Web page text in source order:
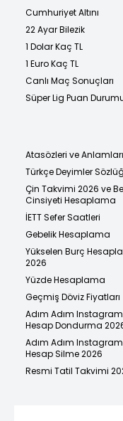
Cumhuriyet Altını
22 Ayar Bilezik
1 Dolar Kaç TL
1 Euro Kaç TL
Canlı Maç Sonuçları
Süper Lig Puan
Atasözleri ve Anlamları
Türkçe Deyimler
Çin Takvimi 2026 ve
Cinsiyeti Hesaplama
İETT Sefer Saatleri
Gebelik Hesaplama
Yükselen Burç
2026
Yüzde Hesaplama
Geçmiş Döviz Fiyatları
Adım Adım Instagram
Hesap Dondurma
Adım Adım Instagram
Hesap Silme 2026
Resmi Tatil Takvimi